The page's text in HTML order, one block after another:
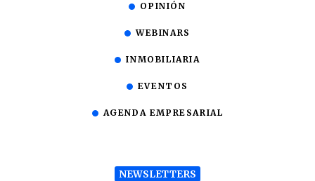
OPINIÓN
WEBINARS
INMOBILIARIA
EVENTOS
AGENDA EMPRESARIAL
NEWSLETTERS